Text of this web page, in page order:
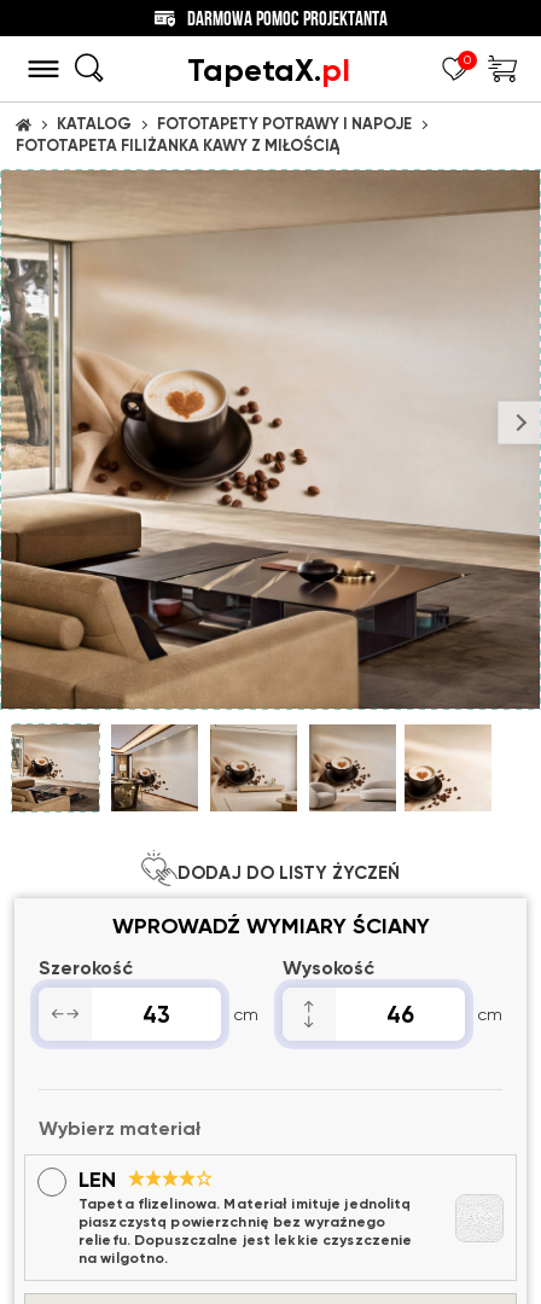
DARMOWA POMOC PROJEKTANTA
TapetaX.pl 0
STRONA GŁÓWNA
KATALOG
FOTOTAPETY POTRAWY I NAPOJE
FOTOTAPETA FILIŻANKA KAWY Z MIŁOŚCIĄ
DODAJ DO LISTY ŻYCZEŃ
WPROWADŹ WYMIARY ŚCIANY
Szerokość
cm
Wysokość
cm
Wybierz materiał
LEN
Tapeta flizelinowa. Materiał imituje jednolitą
piaszczystą powierzchnię bez wyraźnego
reliefu. Dopuszczalne jest lekkie czyszczenie
na wilgotno.